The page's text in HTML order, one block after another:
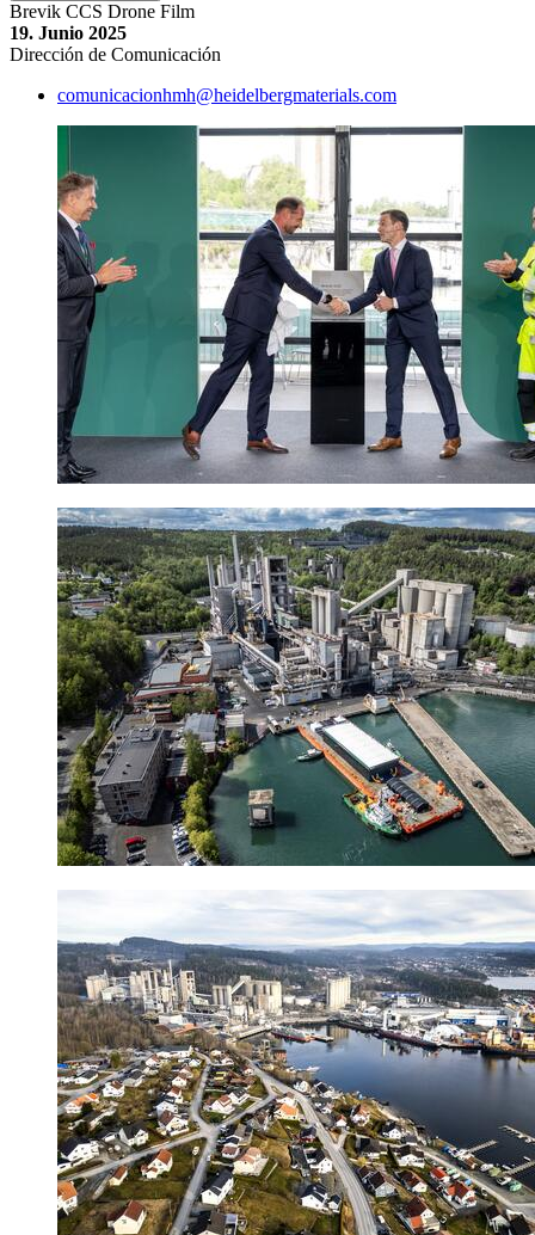
Brevik CCS Drone Film
19. Junio 2025
Dirección de Comunicación
comunicacionhmh​@heidelbergmaterials.com